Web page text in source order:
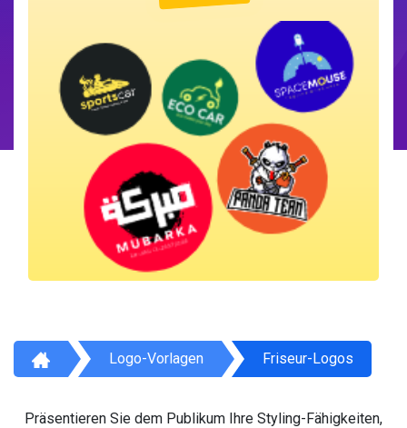
Logo-Vorlagen Friseur-Logos
Präsentieren Sie dem Publikum Ihre Styling-Fähigkeiten,